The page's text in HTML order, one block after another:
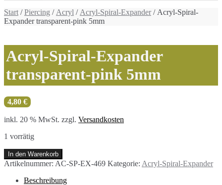
Start /Piercing / Acryl / Acryl-Spiral-Expander/ Acryl-Spiral-
Expander transparent-pink 5mm
Acryl-Spiral-Expander
transparent-pink 5mm
4,80 €
inkl. 20 % MwSt. zzgl. Versandkosten
1 vorrätig
Acryl-
Spiral-
transparent-
In den Warenkorb
Artikelnummer: AC-SP-EX-469 Kategorie: Acryl-Spiral-Expander
Beschreibung